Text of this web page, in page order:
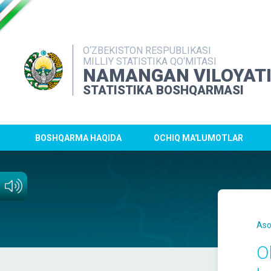
O‘ZBEKISTON RESPUBLIKASI
MILLIY STATISTIKA QO‘MITASI
NAMANGAN VILOYATI
STATISTIKA BOSHQARMASI
BOSHQARMA HAQIDA OCHIQ MA'LUMOTLAR